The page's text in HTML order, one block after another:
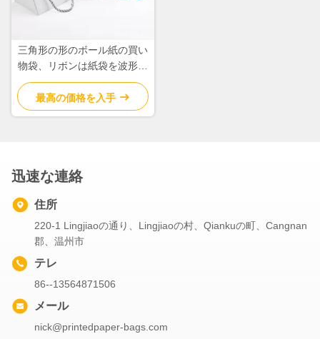
三角形の形のボール紙の買い
物袋、リボンは紙袋を波形を
付けました
最高の価格を入手
迅速な連絡
住所
220-1 Lingjiaoの通り、Lingjiaoの村、Qiankuの町、Cangnan
郡、温州市
テレ
86--13564871506
メール
nick@printedpaper-bags.com